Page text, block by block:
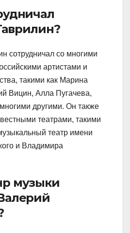
сотрудничал со многими
артистами и
такими как Марина
Вицин, Алла Пугачева,
другими. Он также
театрами, такими
театр имени
и Владимира
музыки